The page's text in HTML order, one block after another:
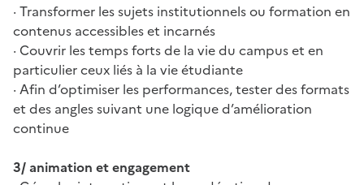
· Transformer les sujets institutionnels ou formation en
contenus accessibles et incarnés
· Couvrir les temps forts de la vie du campus et en
particulier ceux liés à la vie étudiante
· Afin d’optimiser les performances, tester des formats
et des angles suivant une logique d’amélioration
continue
3/ animation et engagement